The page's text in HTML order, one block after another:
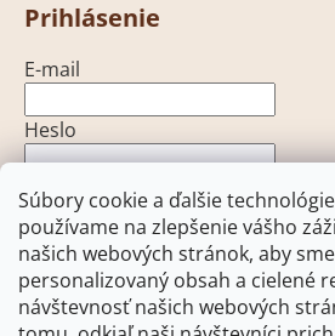
Súbory cookie a ďalšie
používame na zlepšenie vášho
našich webových stránok, aby
personalizovaný obsah a cielené
návštevnosť našich webových
Prihlásenie
E-mail
Heslo
PRIHLÁSIŤ SA
Nová registrácia Zabudnuté heslo